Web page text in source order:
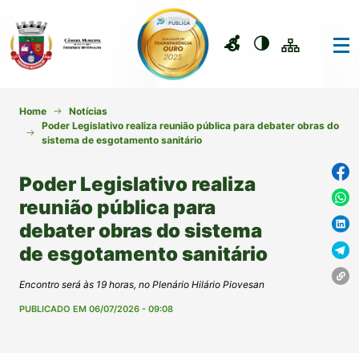
Home
Notícias
Poder Legislativo realiza reunião pública para debater obras do
sistema de esgotamento sanitário
Poder Legislativo realiza
reunião pública para
debater obras do sistema
de esgotamento sanitário
Encontro será às 19 horas, no Plenário Hilário Piovesan
PUBLICADO EM 06/07/2026 - 09:08